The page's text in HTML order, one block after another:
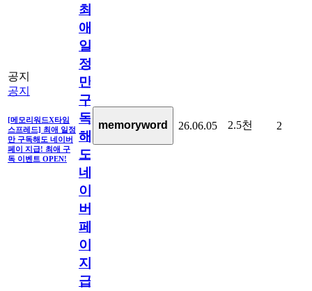
공지
공지
[메모리워드X타임
스프레드] 최애 일정
만 구독해도 네이버
페이 지급! 최애 구
독 이벤트 OPEN!
최
애
일
정
만
구
독
해
도
네
이
버
페
이
지
급!
memoryword 26.06.05 2.5천 2